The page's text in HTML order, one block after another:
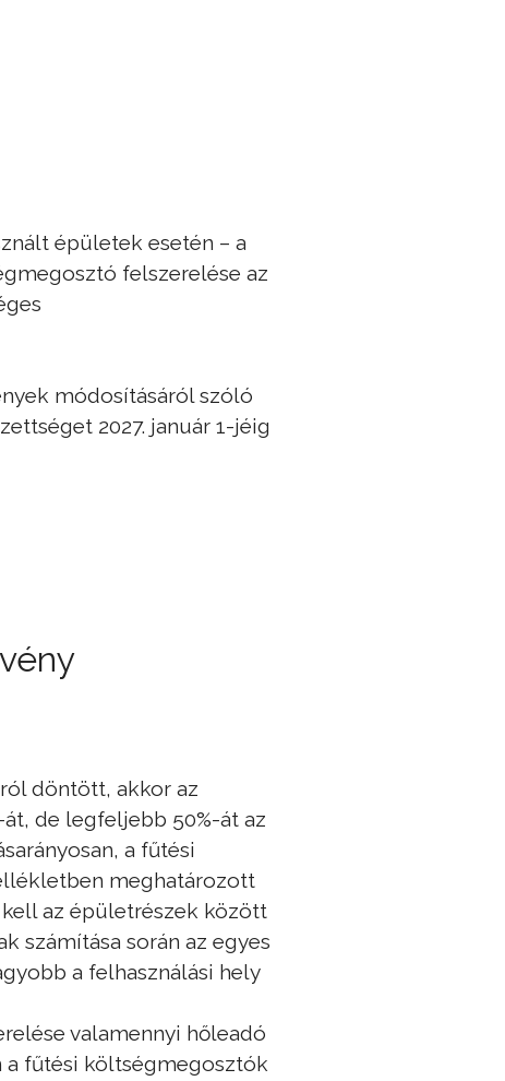
épületek esetén – a
felszerelése az
módosításáról szóló
2027. január 1-jéig
döntött, akkor az
de legfeljebb 50%-át az
a fűtési
meghatározott
az épületrészek között
számítása során az egyes
a felhasználási hely
valamennyi hőleadó
a fűtési költségmegosztók